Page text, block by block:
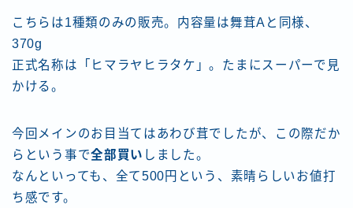
こちらは1種類のみの販売。内容量は舞茸Aと同様、
370g
正式名称は「ヒマラヤヒラタケ」。たまにスーパーで見
かける。
今回メインのお目当てはあわび茸でしたが、この際だか
らという事で全部買い しました。
なんといっても、全て500円という、素晴らしいお値打
ち感です。